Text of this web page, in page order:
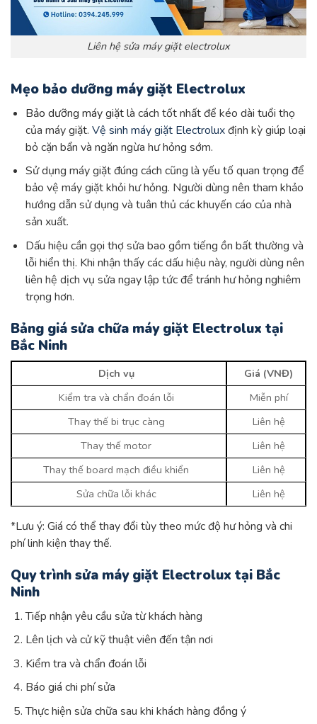
Liên hệ sửa máy giặt electrolux
Mẹo bảo dưỡng máy giặt Electrolux
Bảo dưỡng máy giặtlà cách tốt nhất để kéo dài tuổi thọ
của máy giặt. Vệ sinh máy giặt Electroluxđịnh kỳ giúp loại
bỏ cặn bẩn và ngăn ngừa hư hỏng sớm.
Sử dụng máy giặt đúng cách cũng là yếu tố quan trọng để
bảo vệ máy giặt khỏi hư hỏng. Người dùng nên tham khảo
hướng dẫn sử dụng và tuân thủ các khuyến cáo của nhà
sản xuất.
Dấu hiệu cần gọi thợ sửa bao gồm tiếng ồn bất thường và
lỗi hiển thị. Khi nhận thấy các dấu hiệu này, người dùng nên
liên hệ dịch vụ sửa ngay lập tức để tránh hư hỏng nghiêm
trọng hơn.
Bảng giá sửa chữa máy giặt Electrolux tại
Bắc Ninh
Dịch vụ
Giá (VNĐ)
Kiểm tra và chẩn đoán lỗi
Miễn phí
Thay thế bi trục càng
Liên hệ
Thay thế motor
Liên hệ
Thay thế board mạch điều khiển
Liên hệ
Sửa chữa lỗi khác
Liên hệ
*Lưu ý: Giá có thể thay đổi tùy theo mức độ hư hỏng và chi
phí linh kiện thay thế.
Quy trình sửa máy giặt Electrolux tại Bắc
Ninh
Tiếp nhận yêu cầu sửa từ khách hàng
Lên lịch và cử kỹ thuật viên đến tận nơi
Kiểm tra và chẩn đoán lỗi
Báo giá chi phí sửa
Thực hiện sửa chữa sau khi khách hàng đồng ý